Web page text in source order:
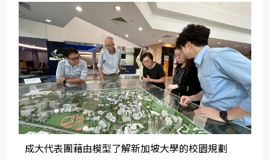
成大代表團藉由模型了解新加坡大學的校園規劃